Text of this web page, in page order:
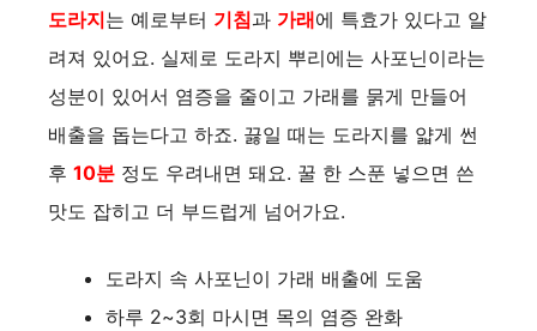
도라지는 예로부터 기침과 가래에 특효가 있다고 알
려져 있어요. 실제로 도라지 뿌리에는 사포닌이라는
성분이 있어서 염증을 줄이고 가래를 묽게 만들어
배출을 돕는다고 하죠. 끓일 때는 도라지를 얇게 썬
후 10분 정도 우려내면 돼요. 꿀 한 스푼 넣으면 쓴
맛도 잡히고 더 부드럽게 넘어가요.
도라지 속 사포닌이 가래 배출에 도움
하루 2~3회 마시면 목의 염증 완화